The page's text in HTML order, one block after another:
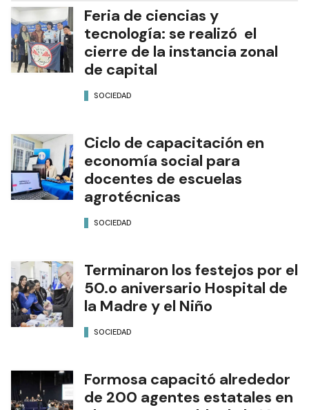
Feria de ciencias y
tecnología: se realizó el
cierre de la instancia zonal
de capital
SOCIEDAD
Ciclo de capacitación en
economía social para
docentes de escuelas
agrotécnicas
SOCIEDAD
Terminaron los festejos por el
50.o aniversario Hospital de
la Madre y el Niño
SOCIEDAD
Formosa capacitó alrededor
de 200 agentes estatales en